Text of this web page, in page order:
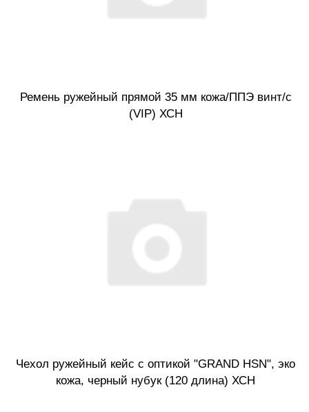
Ремень ружейный прямой 35 мм кожа/ППЭ винт/с
(VIP) ХСН
Чехол ружейный кейс с оптикой "GRAND HSN", эко
кожа, черный нубук (120 длина) ХСН